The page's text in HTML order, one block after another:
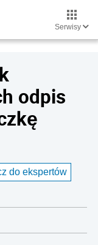
Serwisy
odpis
do ekspertów